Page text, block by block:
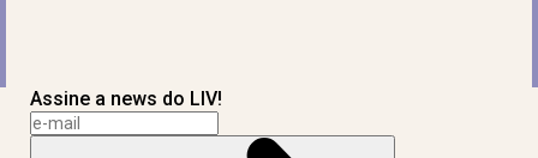
Assine a news do LIV!